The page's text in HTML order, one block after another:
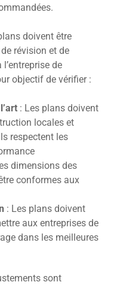
doivent être
révision et de
de
objectif de vérifier :
: Les plans doivent
locales et
respectent les
dimensions des
conformes aux
: Les plans doivent
aux entreprises de
dans les meilleures
sont